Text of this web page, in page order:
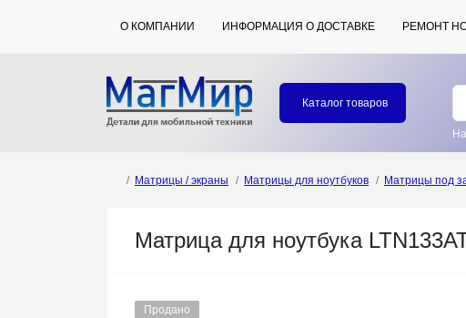
О КОМПАНИИ ИНФОРМАЦИЯ О ДОСТАВКЕ РЕМОНТ
Каталог товаров
Матрицы / экраны Матрицы для ноутбуков Матрицы под
Матрица для ноутбука
Продано